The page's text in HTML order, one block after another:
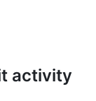
activity